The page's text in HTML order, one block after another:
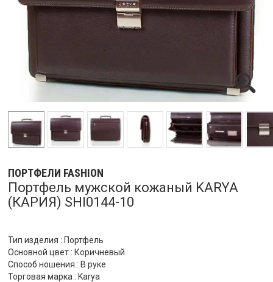
ПОРТФЕЛИ FASHION
Портфель мужской кожаный KARYA
(КАРИЯ) SHI0144-10
Тип изделия : Портфель
Основной цвет : Коричневый
Способ ношения : В руке
Торговая марка : Karya